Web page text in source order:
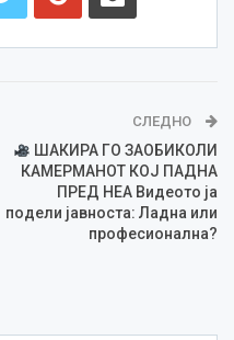
СЛЕДНО
ШАКИРА ГО ЗАОБИКОЛИ
КАМЕРМАНОТ КОЈ ПАДНА
ПРЕД НЕА Видеото ја
подели јавноста: Ладна или
професионална?